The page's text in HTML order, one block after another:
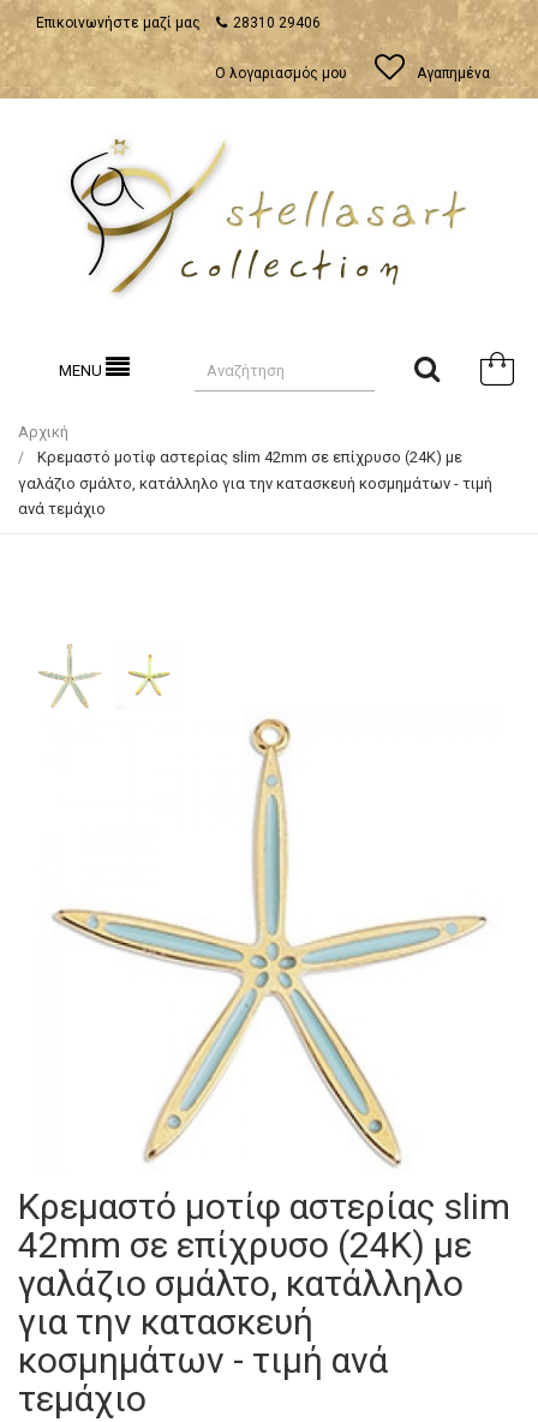
Επικοινωνήστε μαζί μας 28310 29406
Ο λογαριασμός μου Αγαπημένα
MENU
Αρχική
Κρεμαστό μοτίφ αστερίας slim 42mm σε επίχρυσο (24Κ) με
γαλάζιο σμάλτο, κατάλληλο για την κατασκευή κοσμημάτων - τιμή
ανά τεμάχιο
Κρεμαστό μοτίφ αστερίας slim
42mm σε επίχρυσο (24Κ) με
γαλάζιο σμάλτο, κατάλληλο
για την κατασκευή
κοσμημάτων - τιμή ανά
τεμάχιο